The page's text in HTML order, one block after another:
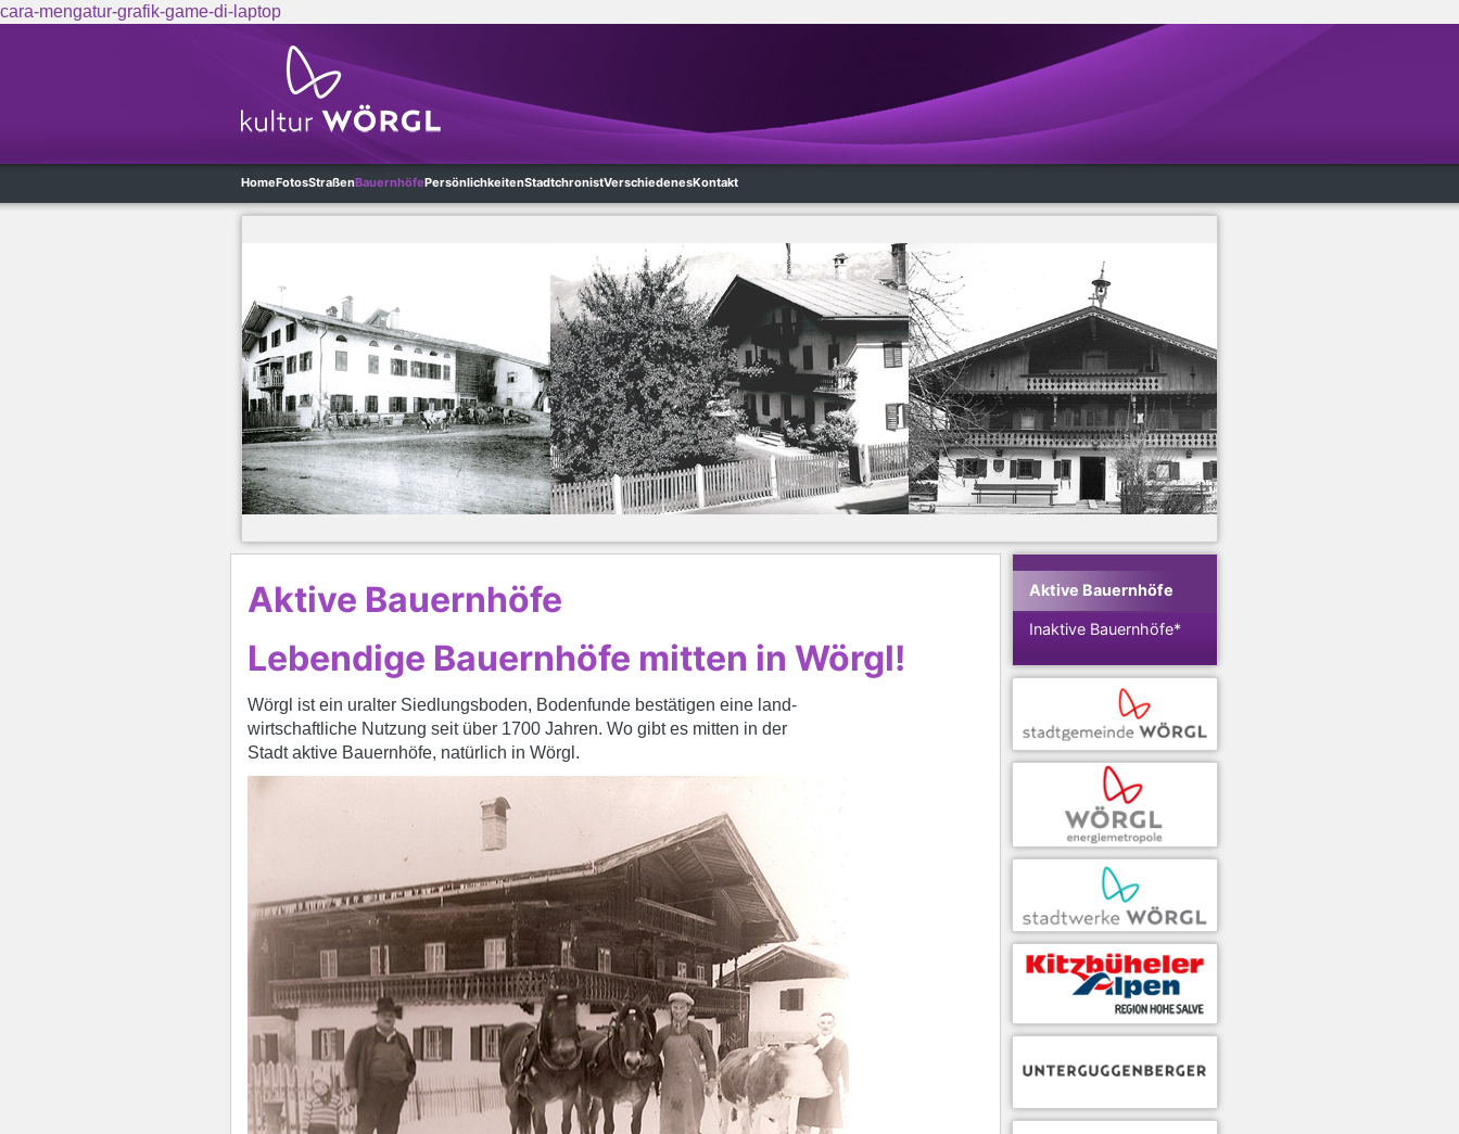
cara-mengatur-grafik-game-di-laptop
HomeFotosStraßenBauernhöfePersönlichkeitenStadtchronistVerschiedenesKontakt
Aktive Bauernhöfe
Lebendige Bauernhöfe mitten in Wörgl!
Wörgl ist ein uralter Siedlungsboden, Bodenfunde bestätigen eine land-
wirtschaftliche Nutzung seit über 1700 Jahren. Wo gibt es mitten in der
Stadt aktive Bauernhöfe, natürlich in Wörgl.
Aktive Bauernhöfe
Inaktive Bauernhöfe*